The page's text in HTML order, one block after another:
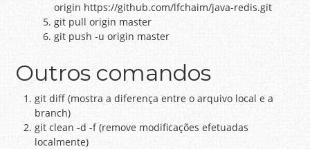
origin https://github.com/lfchaim/java-redis.git
git pull origin master
git push -u origin master
Outros comandos
git diff (mostra a diferença entre o arquivo local e a
branch)
git clean -d -f (remove modificações efetuadas
localmente)